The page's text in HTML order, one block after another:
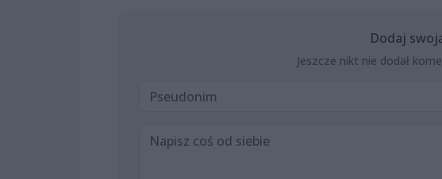
Dodaj
Jeszcze nikt nie dodał